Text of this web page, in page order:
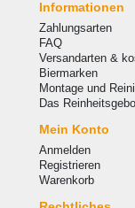
Informationen
Zahlungsarten
FAQ
Versandarten &
Biermarken
Montage und
Das
Mein Konto
Anmelden
Registrieren
Warenkorb